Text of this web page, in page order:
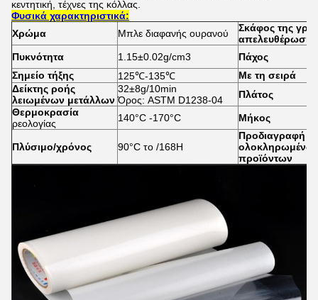
κεντητική, τέχνες της κόλλας.
Φυσικά χαρακτηριστικά:
Χρώμα
Μπλε διαφανής ουρανού
Σκάφος της
απελευθέρωσης
Πυκνότητα
1.15±0.02g/cm3
Πάχος
Σημείο τήξης
125℃-135℃
Με τη σειρά
Δείκτης ροής
λειωμένων μετάλλων
32±8g/10min
Όρος: ASTM D1238-04
Πλάτος
Θερμοκρασία
ρεολογίας
140°C -170°C Μήκος
Πλύσιμο/χρόνος 90°C το /168H
Προδιαγραφή
προϊόντων